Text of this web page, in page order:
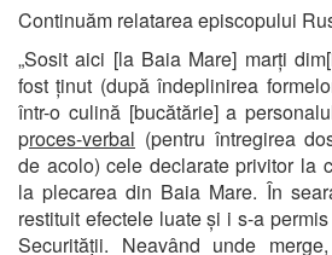
Continuăm relatarea episcopului
„Sosit aici [la Baia Mare] marți
fost ținut (după îndeplinirea
într-o culină [bucătărie] a
proces-verbal (pentru întregirea
de acolo) cele declarate privitor la
la plecarea din Baia Mare. În
restituit efectele luate și i s-a
Securității. Neavând unde